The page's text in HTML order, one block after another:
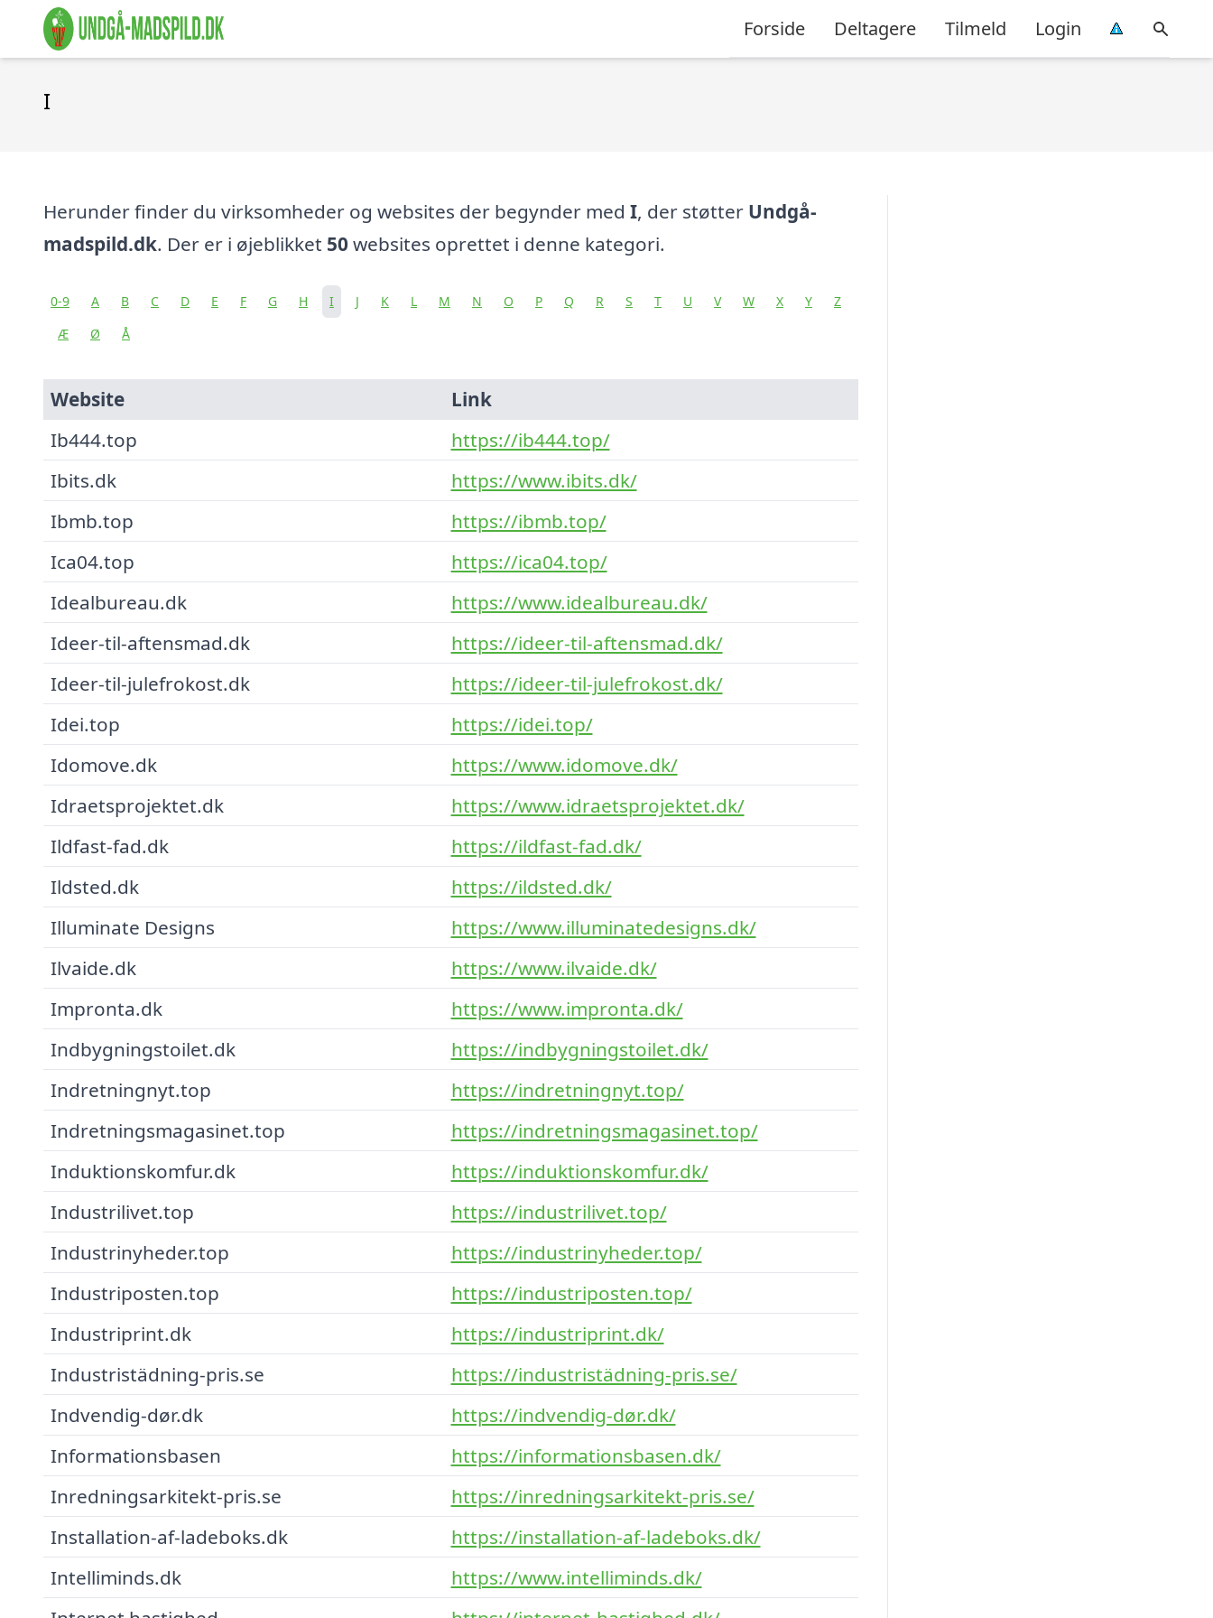
Forside Deltagere Tilmeld Login
I
Herunder finder du virksomheder og websites der begynder med I, der støtter Undgå-
madspild.dk. Der er i øjeblikket 50 websites oprettet i denne kategori.
0-9 A B C D E F G H I J K L M N O P Q R S T U V W X Y
Z
Æ
Ø Å
Website
Link
Ib444.top
https://ib444.top/
Ibits.dk
https://www.ibits.dk/
Ibmb.top
https://ibmb.top/
Ica04.top
https://ica04.top/
Idealbureau.dk
https://www.idealbureau.dk/
Ideer-til-aftensmad.dk
https://ideer-til-aftensmad.dk/
Ideer-til-julefrokost.dk
https://ideer-til-julefrokost.dk/
Idei.top
https://idei.top/
Idomove.dk
https://www.idomove.dk/
Idraetsprojektet.dk
https://www.idraetsprojektet.dk/
Ildfast-fad.dk
https://ildfast-fad.dk/
Ildsted.dk
https://ildsted.dk/
Illuminate Designs
https://www.illuminatedesigns.dk/
Ilvaide.dk
https://www.ilvaide.dk/
Impronta.dk
https://www.impronta.dk/
Indbygningstoilet.dk
https://indbygningstoilet.dk/
Indretningnyt.top
https://indretningnyt.top/
Indretningsmagasinet.top
https://indretningsmagasinet.top/
Induktionskomfur.dk
https://induktionskomfur.dk/
Industrilivet.top
https://industrilivet.top/
Industrinyheder.top
https://industrinyheder.top/
Industriposten.top
https://industriposten.top/
Industriprint.dk
https://industriprint.dk/
Industristädning-pris.se
https://industristädning-pris.se/
Indvendig-dør.dk
https://indvendig-dør.dk/
Informationsbasen
https://informationsbasen.dk/
Inredningsarkitekt-pris.se
https://inredningsarkitekt-pris.se/
Installation-af-ladeboks.dk
https://installation-af-ladeboks.dk/
Intelliminds.dk
https://www.intelliminds.dk/